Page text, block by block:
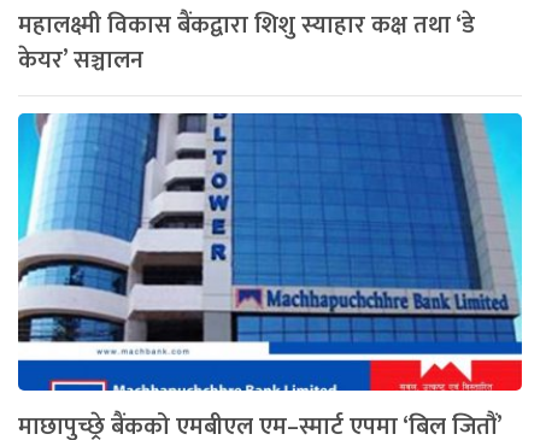
महालक्ष्मी विकास बैंकद्वारा शिशु स्याहार कक्ष तथा ‘डे
केयर’ सञ्चालन
माछापुच्छ्रे बैंकको एमबीएल एम–स्मार्ट एपमा ‘बिल जितौं’